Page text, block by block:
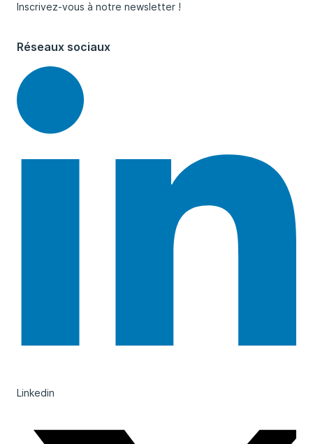
Inscrivez-vous à notre newsletter !
Réseaux sociaux
Linkedin